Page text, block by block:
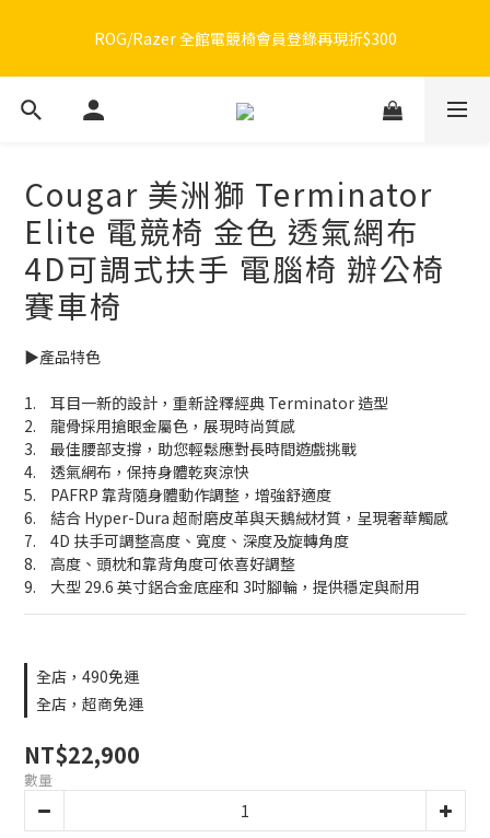
300
ROG/Razer 全館電競椅會員登錄再現折$300
🔥品牌限定滿額折🔥ROG周邊滿1500折100 / 2500折200 / 3000折
300
Cougar 美洲獅 Terminator
Elite 電競椅 金色 透氣網布
4D可調式扶手 電腦椅 辦公椅
賽車椅
▶️產品特色
1.	耳目一新的設計，重新詮釋經典 Terminator 造型
2.	龍骨採用搶眼金屬色，展現時尚質感
3.	最佳腰部支撐，助您輕鬆應對長時間遊戲挑戰
4.	透氣網布，保持身體乾爽涼快
5.	PAFRP 靠背隨身體動作調整，增強舒適度
6.	結合 Hyper-Dura 超耐磨皮革與天鵝絨材質，呈現奢華觸感
7.	4D 扶手可調整高度、寬度、深度及旋轉角度
8.	高度、頭枕和靠背角度可依喜好調整
9.	大型 29.6 英寸鋁合金底座和 3吋腳輪，提供穩定與耐用
全店，490免運
全店，超商免運
NT$22,900
數量